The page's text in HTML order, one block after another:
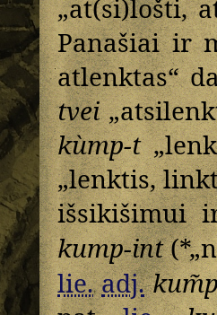
„at(si)lošti,
Panašiai ir
atlenktas“
tvei
kùmp-t
„lenktis,
išsikišimui
kump-int
lie. adj.